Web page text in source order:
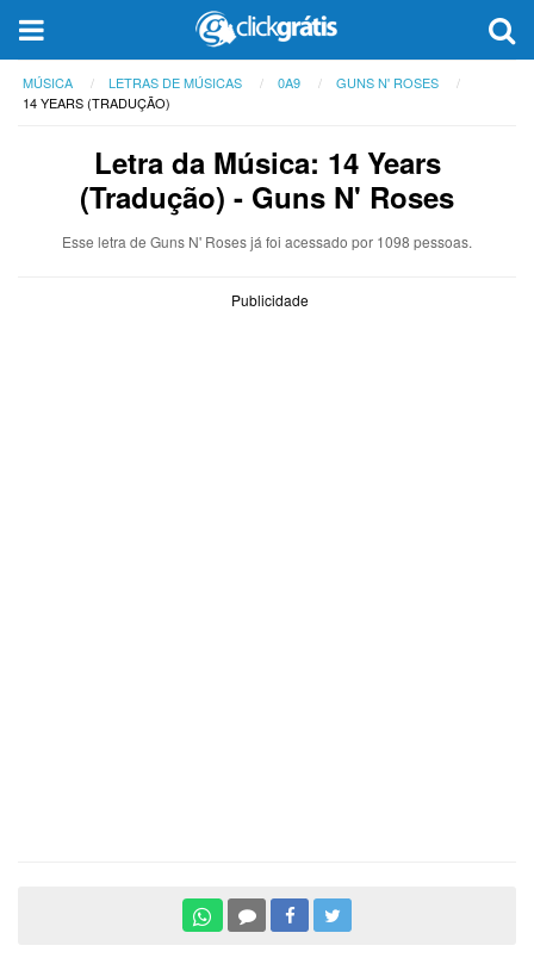
MÚSICA LETRAS DE MÚSICAS 0A9
GUNS N' ROSES
14 YEARS (TRADUÇÃO)
Letra da Música: 14 Years
(Tradução) - Guns N' Roses
Esse letra de Guns N' Roses já foi acessado por 1098 pessoas.
Publicidade